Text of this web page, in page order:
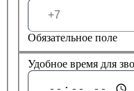
Обязательное поле
Удобное время для